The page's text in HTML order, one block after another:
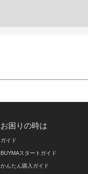
お困りの時は
ガイド
BUYMAスタートガイド
かんたん購入ガイド